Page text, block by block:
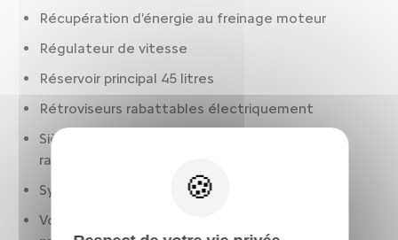
Récupération d'énergie au freinage moteur
Régulateur de vitesse
Réservoir principal 45 litres
Rétroviseurs rabattables électriquement
Sièges AR : banquette. 3 places. assise fixe.
rabattables : 2/3-1/3
Synthèse/reconnaissance vocale
Volant réglable en hauteur. réglable en